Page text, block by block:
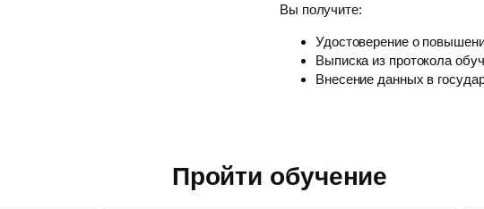
Вы получите:
Удостоверение о
Выписка из протокола
Внесение данных в
Пройти обучение